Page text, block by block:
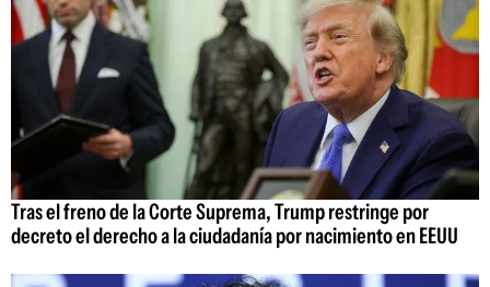
Tras el freno de la Corte Suprema, Trump restringe por
decreto el derecho a la ciudadanía por nacimiento en EEUU